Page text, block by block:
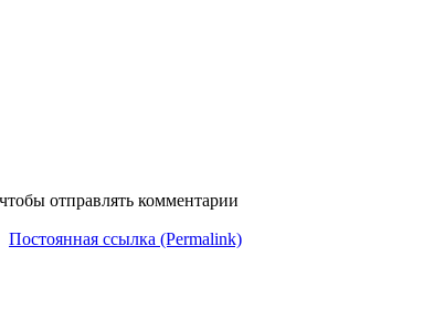
отправлять комментарии
Постоянная ссылка (Permalink)